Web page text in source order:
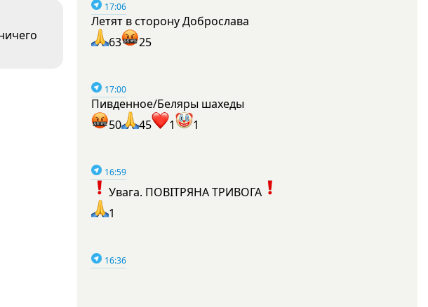
17:06
Летят в сторону Доброслава
63
25
17:00
Пивденное/Беляры шахеды
50
45 1 1
16:59
Увага. ПОВІТРЯНА ТРИВОГА
1
16:36